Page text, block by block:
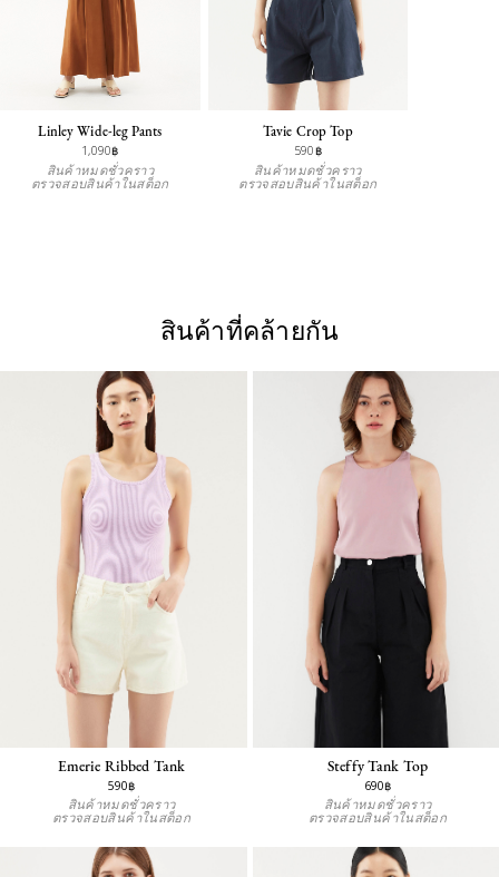
Linley Wide-leg Pants
1,090฿
สินค้าหมดชั่วคราว
ตรวจสอบสินค้าในสต็อก
Tavie Crop Top
590฿
สินค้าหมดชั่วคราว
ตรวจสอบสินค้าในสต็อก
สินค้าที่คล้ายกัน
Emerie Ribbed Tank
590฿
สินค้าหมดชั่วคราว
ตรวจสอบสินค้าในสต็อก
Steffy Tank Top
690฿
สินค้าหมดชั่วคราว
ตรวจสอบสินค้าในสต็อก